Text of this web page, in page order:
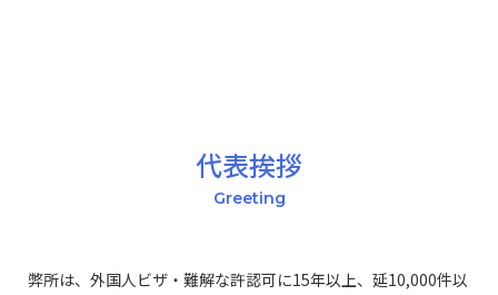
代表挨拶
Greeting
弊所は、外国人ビザ・難解な許認可に15年以上、延10,000件以